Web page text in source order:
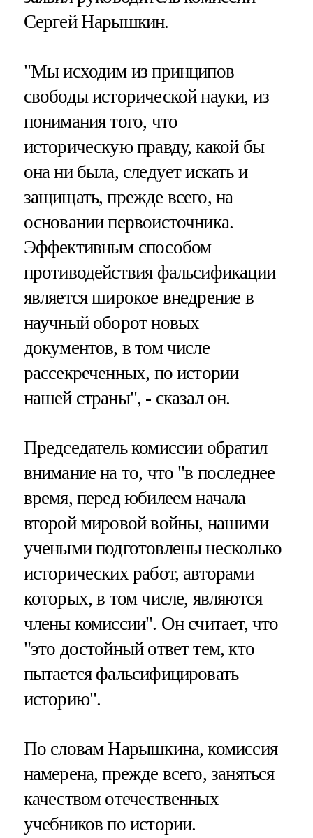
Сергей Нарышкин.
"Мы исходим из принципов
свободы исторической науки, из
понимания того, что
историческую правду, какой бы
она ни была, следует искать и
защищать, прежде всего, на
основании первоисточника.
Эффективным способом
противодействия фальсификации
является широкое внедрение в
научный оборот новых
документов, в том числе
рассекреченных, по истории
нашей страны", - сказал он.
Председатель комиссии обратил
внимание на то, что "в последнее
время, перед юбилеем начала
второй мировой войны, нашими
учеными подготовлены несколько
исторических работ, авторами
которых, в том числе, являются
члены комиссии". Он считает, что
"это достойный ответ тем, кто
пытается фальсифицировать
историю".
По словам Нарышкина, комиссия
намерена, прежде всего, заняться
качеством отечественных
учебников по истории.